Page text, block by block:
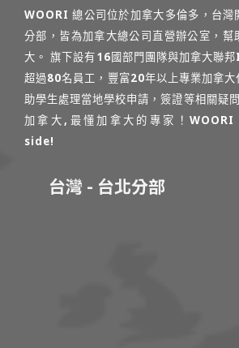
WOORI 總公司位於加拿大多倫多，台
分部，皆為加拿大總公司直營辦公室，幫
大。 旗下設有16國部門團隊與加拿大聯
超過80名員工，豐富20年以上專業加拿大
助學生處理當地學校申請，簽證等相關疑
加拿大,最懂加拿大的專家！
side!
台灣 - 台北分部